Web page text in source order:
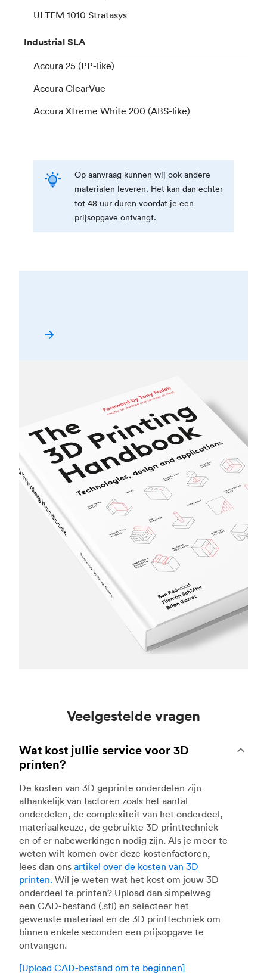
ULTEM 1010 Stratasys
IndustrialSLA
Accura 25 (PP-like)
Accura ClearVue
Accura Xtreme White 200 (ABS-like)
Op aanvraag kunnen wij ook andere
materialen leveren. Het kan dan echter
tot 48 uur duren voordat je een
prijsopgave ontvangt.
Veelgestelde vragen
Wat kost jullie service voor 3D
printen?
De kosten van 3D geprinte onderdelen zijn
afhankelijk van factoren zoals het aantal
onderdelen, de complexiteit van het onderdeel,
materiaalkeuze, de gebruikte 3D printtechniek
en of er nabewerkingen nodig zijn. Als je meer te
weten wilt komen over deze kostenfactoren,
lees dan ons artikel over de kosten van 3D
printen. Wil je weten wat het kost om jouw 3D
onderdeel te printen? Upload dan simpelweg
een CAD-bestand (.stl) en selecteer het
gewenste materiaal en de 3D printtechniek om
binnen enkele seconden een prijsopgave te
ontvangen.
[Upload CAD-bestand om te beginnen]